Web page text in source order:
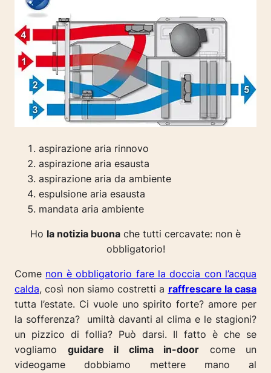
aspirazione aria rinnovo
aspirazione aria esausta
aspirazione aria da ambiente
espulsione aria esausta
mandata aria ambiente
Ho la notizia buona che tutti cercavate: non è
obbligatorio!
Come non è obbligatorio fare la doccia con l’acqua
calda, così non siamo costretti a raffrescare la casa
tutta l’estate. Ci vuole uno spirito forte? amore per
la sofferenza? umiltà davanti al clima e le stagioni?
un pizzico di follia? Può darsi. Il fatto è che se
vogliamo guidare il clima in-door come un
videogame dobbiamo mettere mano al